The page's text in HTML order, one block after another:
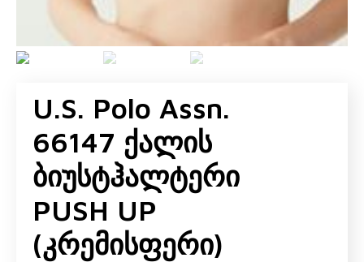
U.S. Polo Assn.
66147 Ქალის
Ბიუსტჰალტერი
PUSH UP
(კრემისფერი)